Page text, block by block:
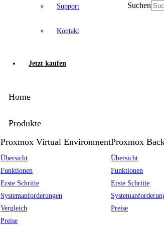
Support
Kontakt
Jetzt kaufen
Suchen
Home
Produkte
Proxmox Virtual Environment
Übersicht
Funktionen
Erste Schritte
Systemanforderungen
Vergleich
Preise
Proxmox
Übersicht
Funktionen
Erste Schritte
Preise